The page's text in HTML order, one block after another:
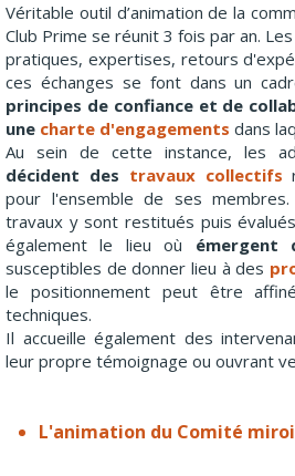
Véritable outil d’animation de la
Club Prime se réunit 3 fois par an.
pratiques, expertises, retours
ces échanges se font dans un
principes de confiance et de
une charte d'engagements dans
Au sein de cette instance, les
décident des travaux collectifs
pour l'ensemble de ses
travaux y sont restitués puis
également le lieu où émergent
susceptibles de donner lieu à des
le positionnement peut être
techniques.
Il accueille également des
leur propre témoignage ou ouvrant
L'animation du Comité